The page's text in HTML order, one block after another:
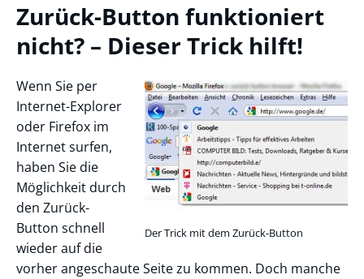
Zurück-Button funktioniert
nicht? – Dieser Trick hilft!
Der Trick mit dem Zurück-Button
Wenn Sie per
Internet-Explorer
oder Firefox im
Internet surfen,
haben Sie die
Möglichkeit durch
den Zurück-
Button schnell
wieder auf die
vorher angeschaute Seite zu kommen. Doch manche